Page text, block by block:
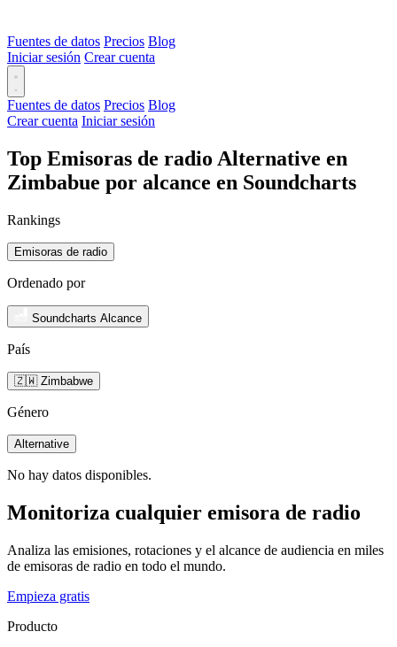
Fuentes de datos Precios Blog
Iniciar sesión Crear cuenta
Fuentes de datos Precios Blog
Crear cuenta Iniciar sesión
Top Emisoras de radio Alternative en
Zimbabue por alcance en Soundcharts
Rankings
Emisoras de radio
Ordenado por
Soundcharts Alcance
País
🇿🇼 Zimbabwe
Género
Alternative
No hay datos disponibles.
Monitoriza cualquier emisora de radio
Analiza las emisiones, rotaciones y el alcance de audiencia en miles
de emisoras de radio en todo el mundo.
Empieza gratis
Producto